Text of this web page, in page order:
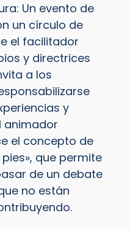
Un evento de
un círculo de
el facilitador
y directrices
a los
y
animador
el concepto de
que permite
de un debate
no están